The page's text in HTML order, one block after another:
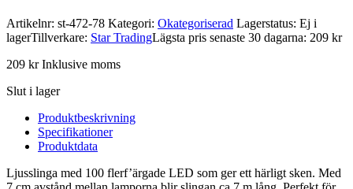
Artikelnr: st-472-78 Kategori: Okategoriserad Lagerstatus: Ej i
lagerTillverkare: Star TradingLägsta pris senaste 30 dagarna: 209 kr
209 kr Inklusive moms
Slut i lager
Produktbeskrivning
Specifikationer
Produktdata
Ljusslinga med 100 flerf’ärgade LED som ger ett härligt sken. Med